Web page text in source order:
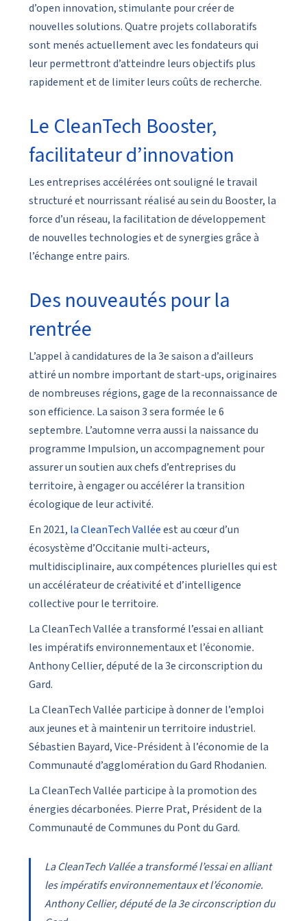
d’open innovation, stimulante pour créer de
nouvelles solutions. Quatre projets collaboratifs
sont menés actuellement avec les fondateurs qui
leur permettront d’atteindre leurs objectifs plus
rapidement et de limiter leurs coûts de recherche.
Le CleanTech Booster,
facilitateur d’innovation
Les entreprises accélérées ont souligné le travail
structuré et nourrissant réalisé au sein du Booster, la
force d’un réseau, la facilitation de développement
de nouvelles technologies et de synergies grâce à
l’échange entre pairs.
Des nouveautés pour la
rentrée
L’appel à candidatures de la 3e saison a d’ailleurs
attiré un nombre important de start-ups, originaires
de nombreuses régions, gage de la reconnaissance de
son efficience. La saison 3 sera formée le 6
septembre. L’automne verra aussi la naissance du
programme Impulsion, un accompagnement pour
assurer un soutien aux chefs d’entreprises du
territoire, à engager ou accélérer la transition
écologique de leur activité.
En 2021, la CleanTech Valléeest au cœur d’un
écosystème d’Occitanie multi-acteurs,
multidisciplinaire, aux compétences plurielles qui est
un accélérateur de créativité et d’intelligence
collective pour le territoire.
La CleanTech Vallée a transformé l’essai en alliant
les impératifs environnementaux et l’économie.
Anthony Cellier, député de la 3e circonscription du
Gard.
La CleanTech Vallée participe à donner de l’emploi
aux jeunes et à maintenir un territoire industriel.
Sébastien Bayard, Vice-Président à l’économie de la
Communauté d’agglomération du Gard Rhodanien.
La CleanTech Vallée participe à la promotion des
énergies décarbonées. Pierre Prat, Président de la
Communauté de Communes du Pont du Gard.
La CleanTech Vallée a transformé l’essai en alliant
les impératifs environnementaux et l’économie.
Anthony Cellier, député de la 3e circonscription du